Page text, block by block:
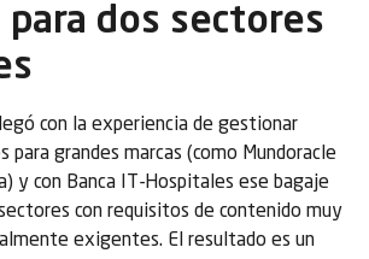
dos sectores
con la experiencia de gestionar
para grandes marcas (como Mundoracle
y con Banca IT-Hospitales ese bagaje
con requisitos de contenido muy
exigentes. El resultado es un